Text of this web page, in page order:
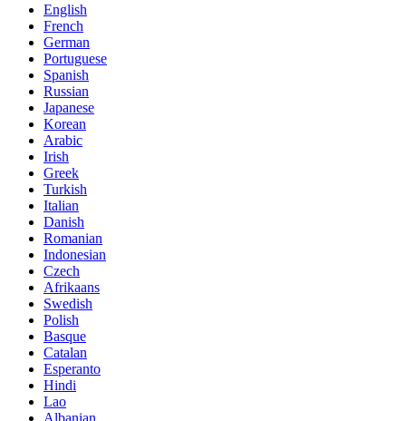
English
French
German
Portuguese
Spanish
Russian
Japanese
Korean
Arabic
Irish
Greek
Turkish
Italian
Danish
Romanian
Indonesian
Czech
Afrikaans
Swedish
Polish
Basque
Catalan
Esperanto
Hindi
Lao
Albanian